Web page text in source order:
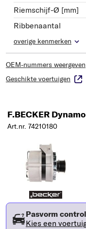
Riemschijf-Ø [mm]
Ribbenaantal
overige kenmerken
OEM-nummers weergeven
Geschikte voertuigen
F.BECKER
Art.nr. 74210180
Pasvorm
Kies een